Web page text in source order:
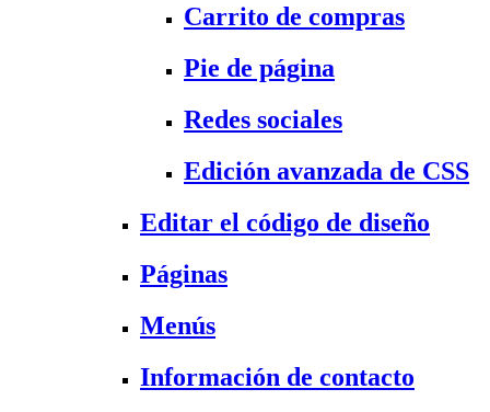
Carrito de compras
Pie de página
Redes sociales
Edición avanzada de CSS
Editar el código de diseño
Páginas
Menús
Información de contacto